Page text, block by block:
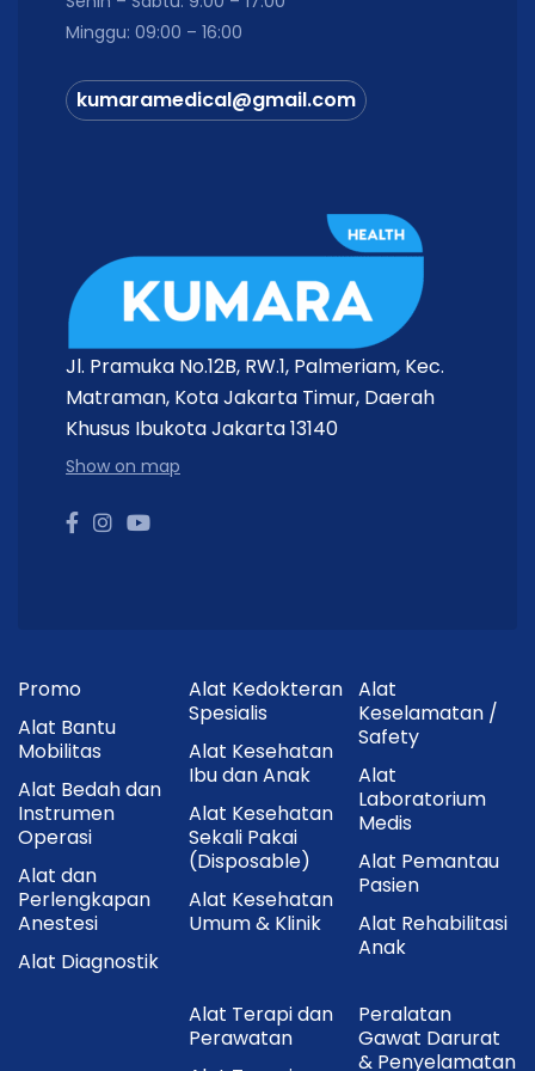
Jenis Disposable Syringe
Steril Ya (Sterile EO)
Sekali Pakai (Disposable)
Isi Kemasan 100 pcs / Box
Isi Dalam Kemasan
1 BoxBD Syringe 1cc (1 mL).
secara individual).
Cara Penggunaan
Pasang jarum yang sesuai apabila menggunakan
syringe tanpa jarum.
Tarik atau injeksikan cairan sesuai prosedur medis.
Setelah selesai digunakan, buang syringe dan
jarum ke dalam
safety box (sharps container)
sesuai prosedur limbah medis.
Produk ini digunakan oleh tenaga
tenaga medis.
Minggu: 09:00 – 16:00
kumaramedical@gmail.com
Jl. Pramuka No.12B, RW.1, Palmeriam, Kec.
Matraman, Kota Jakarta Timur, Daerah
Khusus Ibukota Jakarta 13140
Show on map
Promo
Alat Bantu
Mobilitas
Alat Bedah dan
Instrumen
Operasi
Alat dan
Perlengkapan
Anestesi
Alat Diagnostik
Alat Kedokteran
Spesialis
Alat Kesehatan
Ibu dan Anak
Alat Kesehatan
Sekali Pakai
(Disposable)
Alat Kesehatan
Umum & Klinik
Alat
Keselamatan /
Safety
Alat
Laboratorium
Medis
Alat Pemantau
Pasien
Alat Rehabilitasi
Anak
Alat Terapi dan
Perawatan
Peralatan
Gawat Darurat
& Penyelamatan